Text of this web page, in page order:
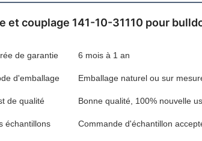
et couplage 141-10-31110 pour
de garantie 6 mois à 1 an
d'emballage Emballage naturel ou sur
de qualité Bonne qualité, 100% nouvelle
échantillons Commande d'échantillon